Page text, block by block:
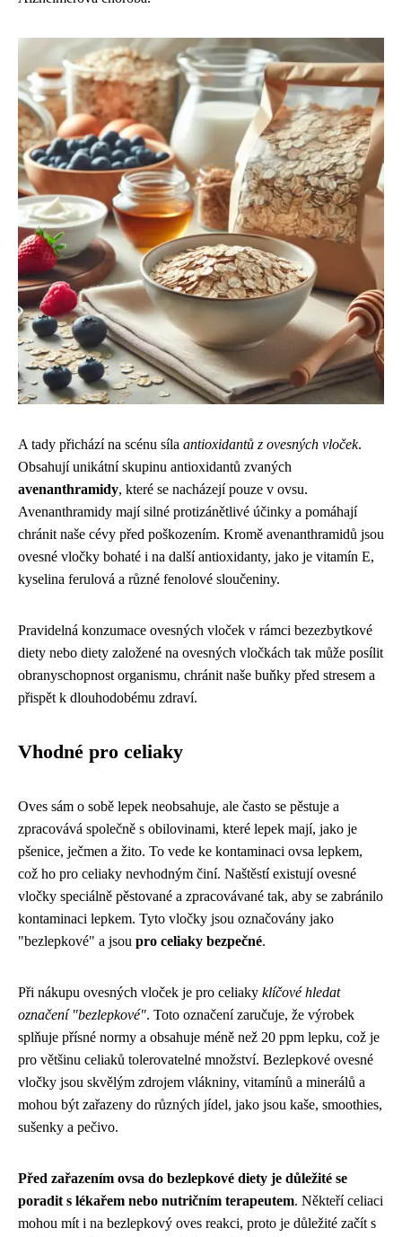
A tady přichází na scénu síla antioxidantů z ovesných vloček.
Obsahují unikátní skupinu antioxidantů zvaných
avenanthramidy, které se nacházejí pouze v ovsu.
Avenanthramidy mají silné protizánětlivé účinky a pomáhají
chránit naše cévy před poškozením. Kromě avenanthramidů jsou
ovesné vločky bohaté i na další antioxidanty, jako je vitamín E,
kyselina ferulová a různé fenolové sloučeniny.
Pravidelná konzumace ovesných vloček v rámci bezezbytkové
diety nebo diety založené na ovesných vločkách tak může posílit
obranyschopnost organismu, chránit naše buňky před stresem a
přispět k dlouhodobému zdraví.
Vhodné pro celiaky
Oves sám o sobě lepek neobsahuje, ale často se pěstuje a
zpracovává společně s obilovinami, které lepek mají, jako je
pšenice, ječmen a žito. To vede ke kontaminaci ovsa lepkem,
což ho pro celiaky nevhodným činí. Naštěstí existují ovesné
vločky speciálně pěstované a zpracovávané tak, aby se zabránilo
kontaminaci lepkem. Tyto vločky jsou označovány jako
"bezlepkové" a jsou pro celiaky bezpečné.
Při nákupu ovesných vloček je pro celiaky klíčové hledat
označení "bezlepkové". Toto označení zaručuje, že výrobek
splňuje přísné normy a obsahuje méně než 20 ppm lepku, což je
pro většinu celiaků tolerovatelné množství. Bezlepkové ovesné
vločky jsou skvělým zdrojem vlákniny, vitamínů a minerálů a
mohou být zařazeny do různých jídel, jako jsou kaše, smoothies,
sušenky a pečivo.
Před zařazením ovsa do bezlepkové diety je důležité se
poradit s lékařem nebo nutričním terapeutem. Někteří celiaci
mohou mít i na bezlepkový oves reakci, proto je důležité začít s